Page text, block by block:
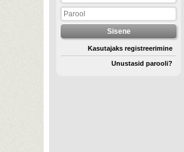
Kasutajaks registreerimine
Unustasid parooli?